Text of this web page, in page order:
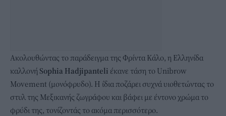
Ακολουθώντας το παράδειγμα της Φρίντα Κάλο, η Ελληνίδα
καλλονή Sophia Hadjipanteli έκανε τάση το Unibrow
Movement (μονόφρυδο). Η ίδια ποζάρει συχνά υιοθετώντας το
στυλ της Μεξικανής ζωγράφου και βάφει με έντονο χρώμα το
φρύδι της, τονίζοντάς το ακόμα περισσότερο.